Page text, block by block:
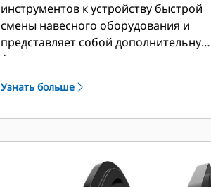
инструментов к устройству быстрой
смены навесного оборудования и
представляет собой дополнительную
функцию защиты от нежелательного
Узнать больше